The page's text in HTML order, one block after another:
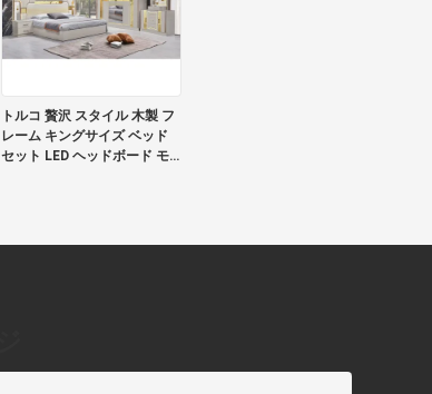
トルコ 贅沢 スタイル 木製 フ
レーム キングサイズ ベッド
セット LED ヘッドボード モ